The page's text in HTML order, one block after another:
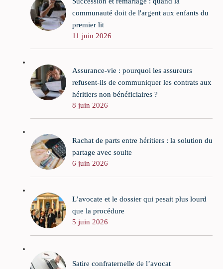
communauté doit de l'argent aux enfants du
premier lit
11 juin 2026
Assurance-vie : pourquoi les assureurs
refusent-ils de communiquer les contrats aux
héritiers non bénéficiaires ?
8 juin 2026
Rachat de parts entre héritiers : la solution du
partage avec soulte
6 juin 2026
L’avocate et le dossier qui pesait plus lourd
que la procédure
5 juin 2026
Satire confraternelle de l’avocat